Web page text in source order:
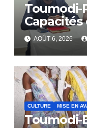
Toumodi-
Capacités
AOÛT 6, 2026
CULTURE MISE EN
Toumodi-